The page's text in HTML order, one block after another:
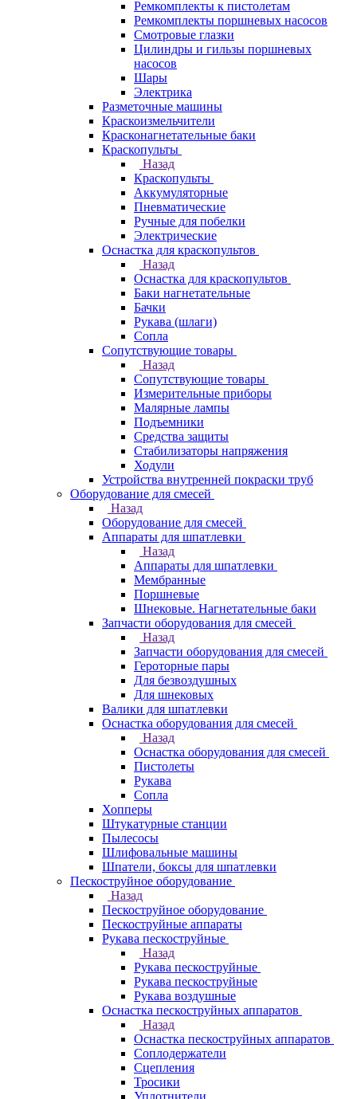
Ремкомплекты к пистолетам
Ремкомплекты поршневых насосов
Смотровые глазки
Цилиндры и гильзы поршневых
насосов
Шары
Электрика
Разметочные машины
Краскоизмельчители
Красконагнетательные баки
Краскопульты
Назад
Краскопульты
Аккумуляторные
Пневматические
Ручные для побелки
Электрические
Оснастка для краскопультов
Назад
Оснастка для краскопультов
Баки нагнетательные
Бачки
Рукава (шлаги)
Сопла
Сопутствующие товары
Назад
Сопутствующие товары
Измерительные приборы
Малярные лампы
Подъемники
Средства защиты
Стабилизаторы напряжения
Ходули
Устройства внутренней покраски труб
Оборудование для смесей
Назад
Оборудование для смесей
Аппараты для шпатлевки
Назад
Аппараты для шпатлевки
Мембранные
Поршневые
Шнековые. Нагнетательные баки
Запчасти оборудования для смесей
Назад
Запчасти оборудования для смесей
Героторные пары
Для безвоздушных
Для шнековых
Валики для шпатлевки
Оснастка оборудования для смесей
Назад
Оснастка оборудования для смесей
Пистолеты
Рукава
Сопла
Хопперы
Штукатурные станции
Пылесосы
Шлифовальные машины
Шпатели, боксы для шпатлевки
Пескоструйное оборудование
Назад
Пескоструйное оборудование
Пескоструйные аппараты
Рукава пескоструйные
Назад
Рукава пескоструйные
Рукава пескоструйные
Рукава воздушные
Оснастка пескоструйных аппаратов
Назад
Оснастка пескоструйных аппаратов
Соплодержатели
Сцепления
Тросики
Уплотнители